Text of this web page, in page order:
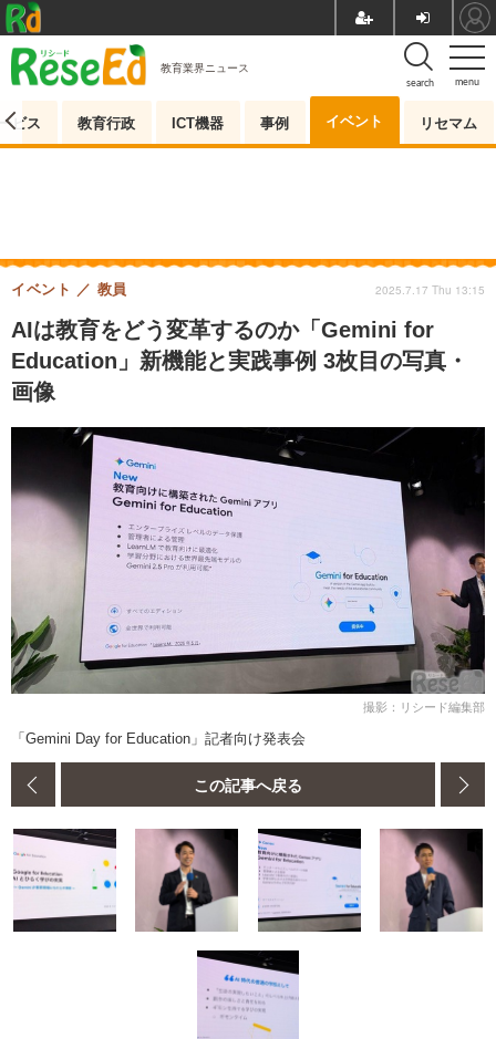
menu
search
教育業界ニュース
ビス 教育行政 ICT機器 事例 イベント リセマム
AIは教育をどう変革するのか「Gemini for
Education」新機能と実践事例 3枚目の写真・
画像
イベント 教員 2025.7.17 Thu 13:15
撮影：リシード編集部
「Gemini Day for Education」記者向け発表会
この記事へ戻る